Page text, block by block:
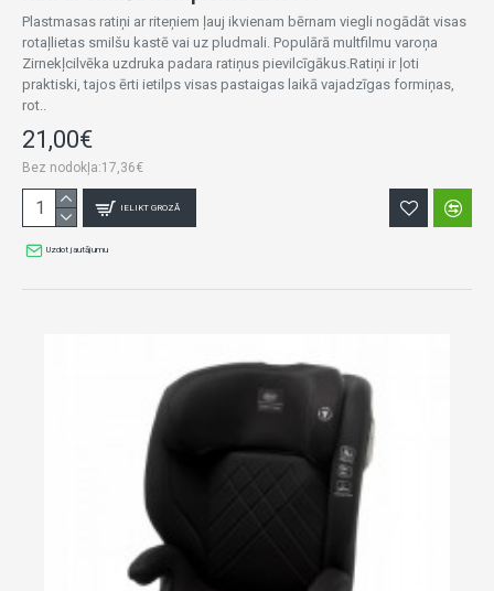
Plastmasas ratiņi ar riteņiem ļauj ikvienam bērnam viegli nogādāt visas
rotaļlietas smilšu kastē vai uz pludmali. Populārā multfilmu varoņa
Zirnekļcilvēka uzdruka padara ratiņus pievilcīgākus.Ratiņi ir ļoti
praktiski, tajos ērti ietilps visas pastaigas laikā vajadzīgas formiņas,
rot..
21,00€
Bez nodokļa:17,36€
IELIKT GROZĀ
Uzdot jautājumu